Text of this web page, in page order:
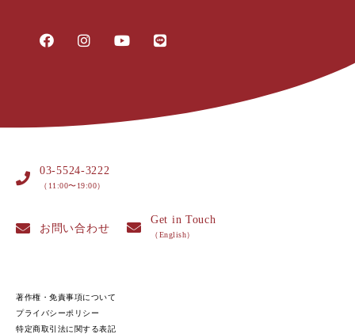
03-5524-3222
（11:00〜19:00）
お問い合わせ
Get in Touch
（English）
著作権・免責事項について
プライバシーポリシー
特定商取引法に関する表記